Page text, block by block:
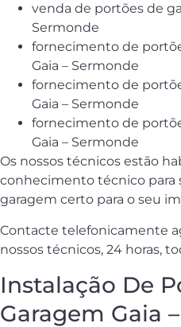
venda de portões de
Sermonde
fornecimento de
Gaia – Sermonde
fornecimento de
Gaia – Sermonde
fornecimento de
Gaia – Sermonde
Os nossos técnicos estão
conhecimento técnico para
garagem certo para o seu
Contacte telefonicamente
nossos técnicos, 24 horas,
Instalação De
Garagem Gaia